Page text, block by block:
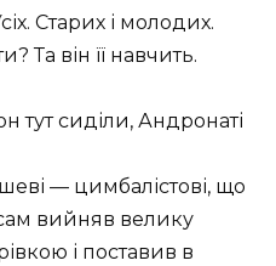
Старих і молодих.
Та він її навчить.
тут сиділи, Андронаті
— цимбалістові, що
вийняв велику
і поставив в